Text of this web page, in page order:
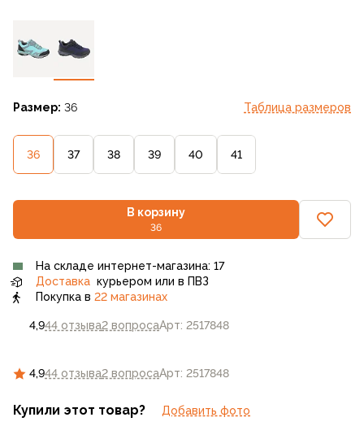
4,944 отзыва2 вопросаАрт: 2517848
Размер: 36 Таблица размеров
36 37 38 39 40 41
В корзину
36
4,944 отзыва2 вопросаАрт: 2517848
На складе интернет-магазина: 17
Доставка курьером или в ПВЗ
Покупка в 22 магазинах
Купили этот товар? Добавить фото